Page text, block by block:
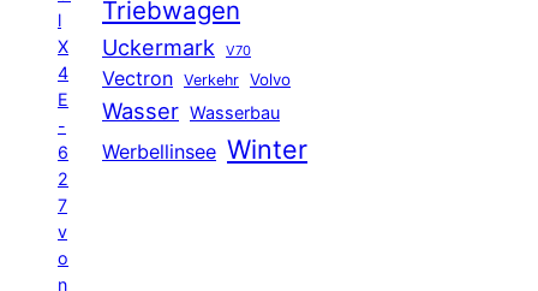
l
X
4
E
-
6
2
7
v
o
n
Triebwagen
Uckermark V70
Vectron Verkehr Volvo
Wasser Wasserbau
Werbellinsee Winter